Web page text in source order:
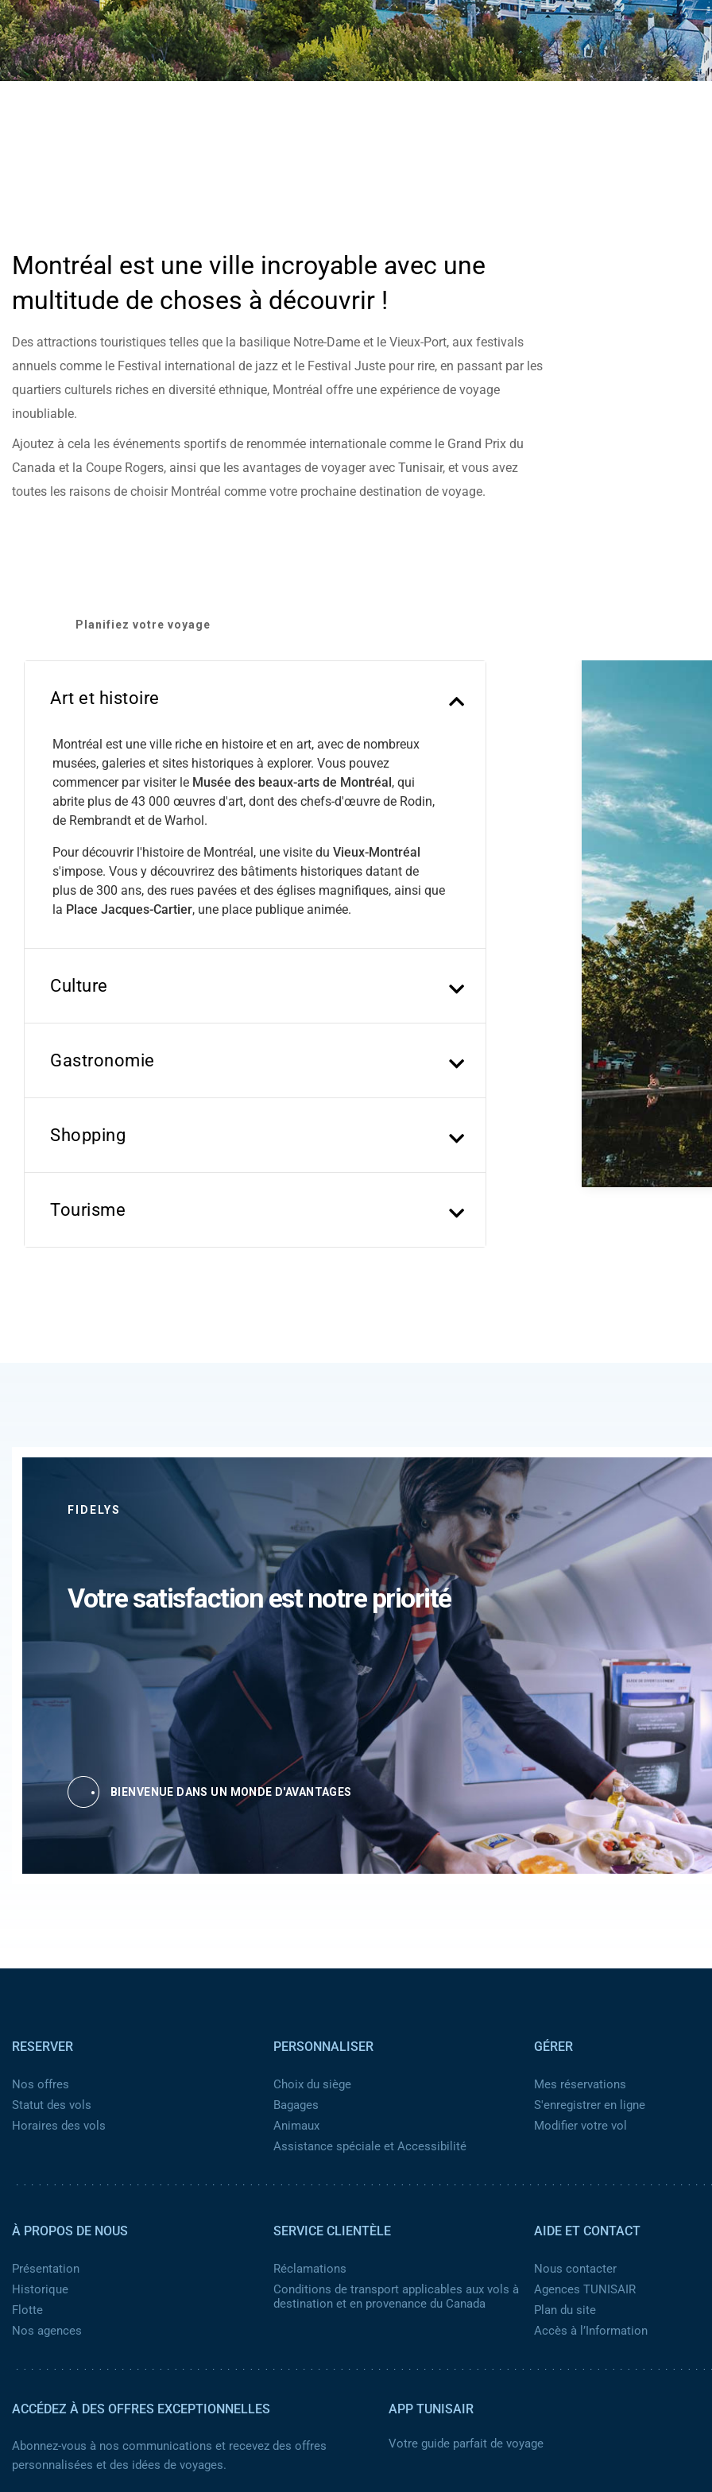
help
you
navigate
and
interact
with
the
Montréal est une ville incroyable avec une
multitude de choses à découvrir !
Des attractions touristiques telles que la basilique Notre-Dame et le Vieux-Port, aux festivals
annuels comme le Festival international de jazz et le Festival Juste pour rire, en passant par les
quartiers culturels riches en diversité ethnique, Montréal offre une expérience de voyage
inoubliable.
Ajoutez à cela les événements sportifs de renommée internationale comme le Grand Prix du
Canada et la Coupe Rogers, ainsi que les avantages de voyager avec Tunisair, et vous avez
toutes les raisons de choisir Montréal comme votre prochaine destination de voyage.
Planifiez votre voyage
Art et histoire
Montréal est une ville riche en histoire et en art, avec de nombreux
musées, galeries et sites historiques à explorer. Vous pouvez
commencer par visiter le Musée des beaux-arts de Montréal, qui
abrite plus de 43 000 œuvres d'art, dont des chefs-d'œuvre de Rodin,
de Rembrandt et de Warhol.
Pour découvrir l'histoire de Montréal, une visite du Vieux-Montréal
s'impose. Vous y découvrirez des bâtiments historiques datant de
plus de 300 ans, des rues pavées et des églises magnifiques, ainsi que
la Place Jacques-Cartier, une place publique animée.
Culture
Gastronomie
Shopping
Tourisme
FIDELYS
Votre satisfaction est notre priorité
BIENVENUE DANS UN MONDE D'AVANTAGES
RESERVER
Nos offres
Statut des vols
Horaires des vols
PERSONNALISER
Choix du siège
Bagages
Animaux
Assistance spéciale et Accessibilité
GÉRER
Mes réservations
S'enregistrer en ligne
Modifier votre vol
À PROPOS DE NOUS
Présentation
Historique
Flotte
Nos agences
SERVICE CLIENTÈLE
Réclamations
Conditions de transport applicables aux vols à
destination et en provenance du Canada
AIDE ET CONTACT
Nous contacter
Agences TUNISAIR
Plan du site
Accès à l’Information
ACCÉDEZ À DES OFFRES EXCEPTIONNELLES
Abonnez-vous à nos communications et recevez des offres
personnalisées et des idées de voyages.
APP TUNISAIR
Votre guide parfait de voyage